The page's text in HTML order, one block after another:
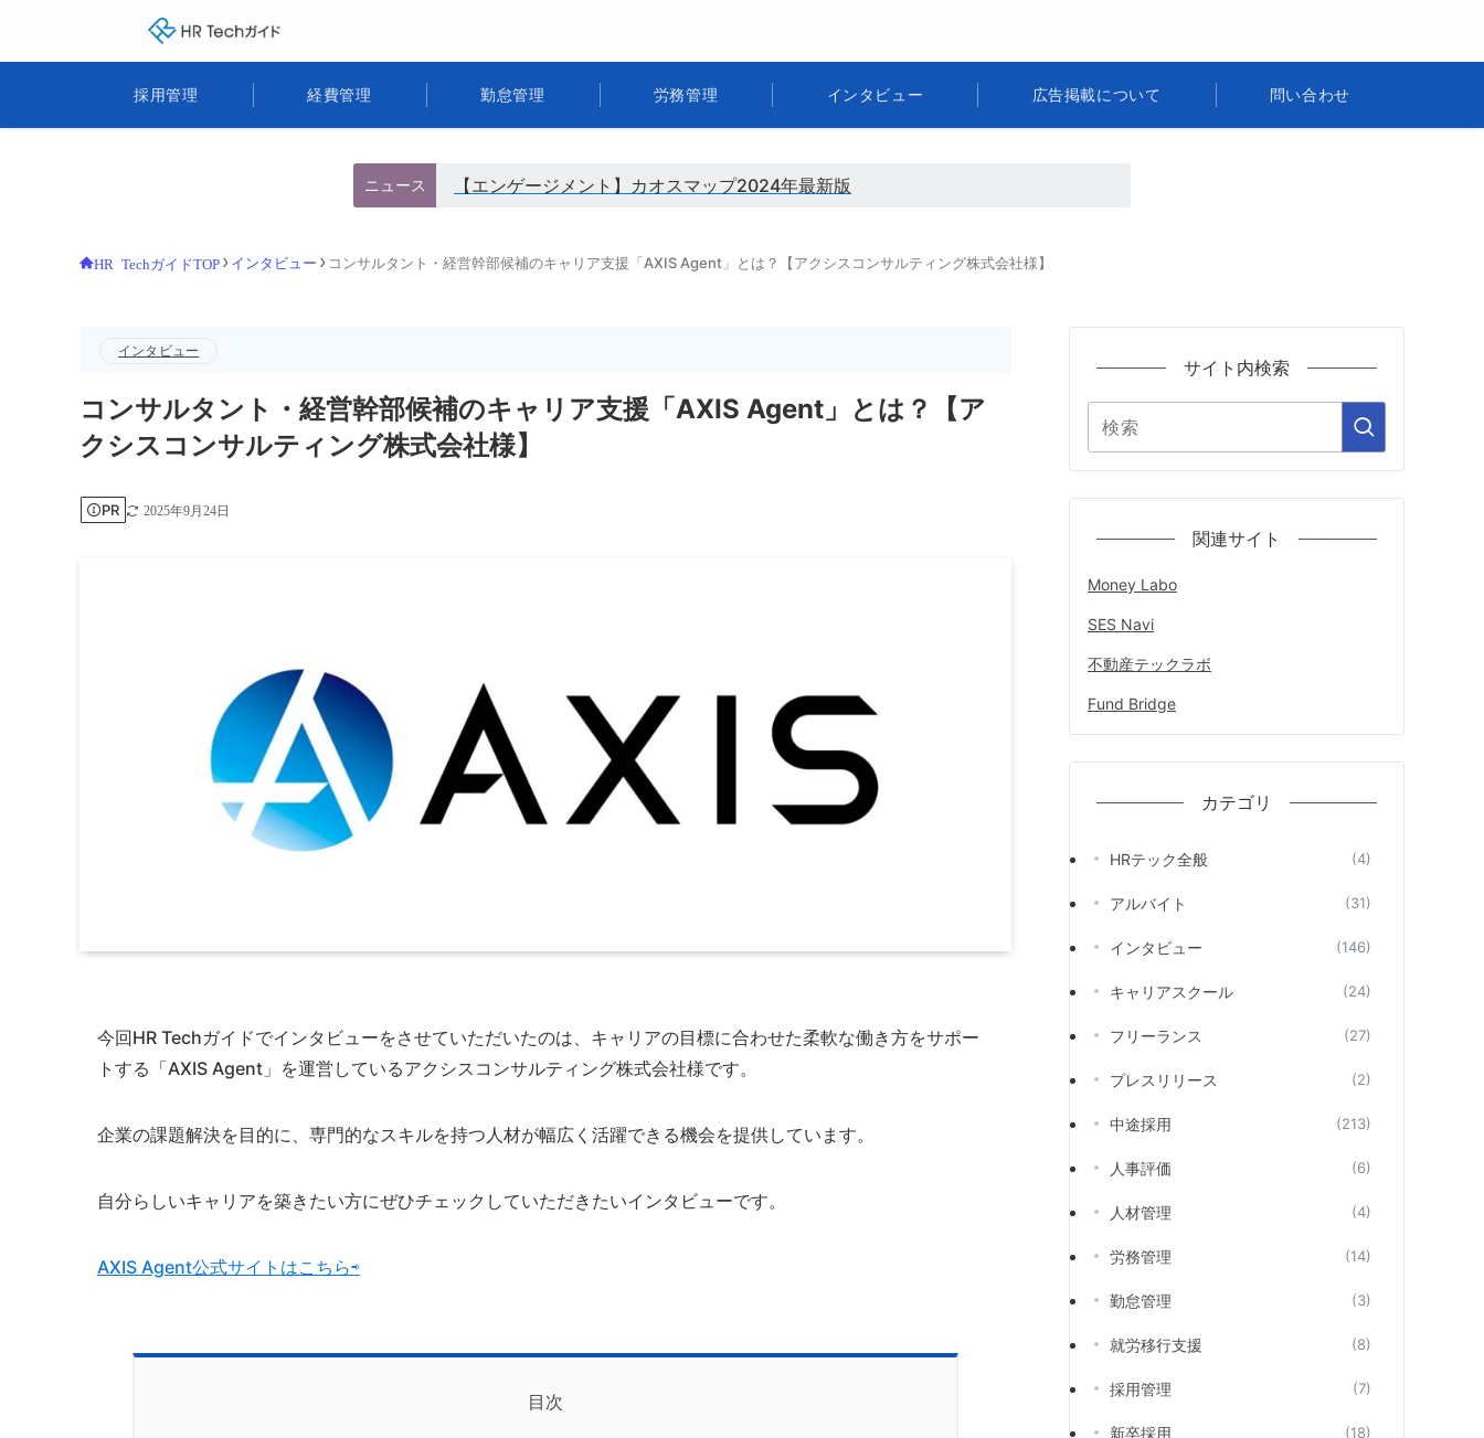
HR Techガイド
採用管理 経費管理 勤怠管理 労務管理 インタビュー 広告掲載について 問い合わせ
ニュース 【エンゲージメント】カオスマップ2024年最新版
HR TechガイドTOP インタビュー コンサルタント・経営幹部候補のキャリア支援「AXIS Agent」とは？【アクシスコンサルティング株式会社様】
インタビュー
コンサルタント・経営幹部候補のキャリア支援「AXIS Agent」とは？【ア
クシスコンサルティング株式会社様】
PR 2025年9月24日
今回HR Techガイドでインタビューをさせていただいたのは、キャリアの目標に合わせた柔軟な働き方をサポー
トする「AXIS Agent」を運営しているアクシスコンサルティング株式会社様です。
企業の課題解決を目的に、専門的なスキルを持つ人材が幅広く活躍できる機会を提供しています。
自分らしいキャリアを築きたい方にぜひチェックしていただきたいインタビューです。
AXIS Agent公式サイトはこちら⇨
目次
サイト内検索
関連サイト
Money Labo
SES Navi
不動産テックラボ
Fund Bridge
カテゴリ
HRテック全般 (4)
アルバイト (31)
インタビュー (146)
キャリアスクール (24)
フリーランス (27)
プレスリリース (2)
中途採用 (213)
人事評価 (6)
人材管理 (4)
労務管理 (14)
勤怠管理 (3)
就労移行支援 (8)
採用管理 (7)
新卒採用 (18)